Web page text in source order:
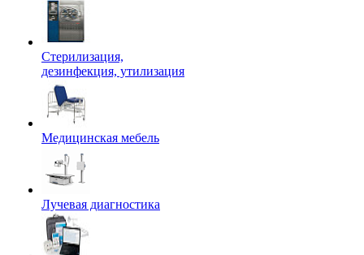
Стерилизация,
дезинфекция, утилизация
Медицинская мебель
Лучевая диагностика